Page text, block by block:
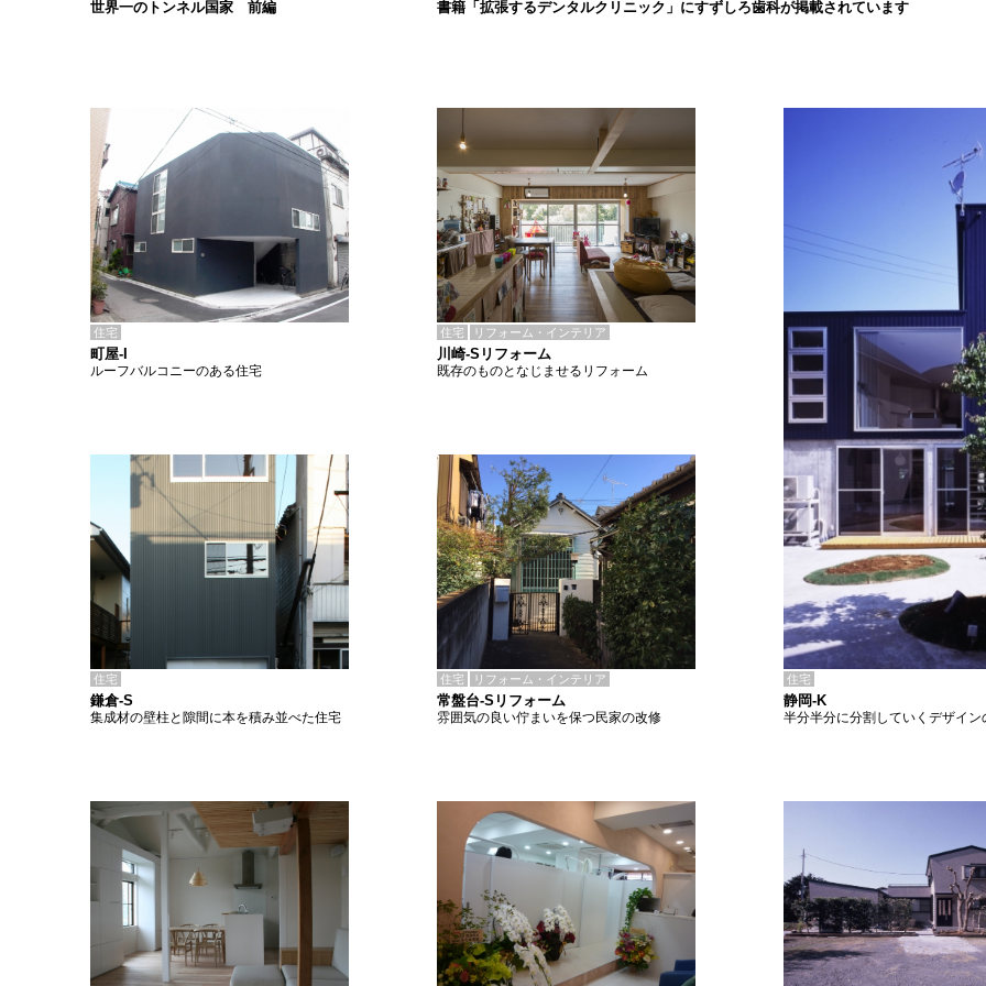
書籍「拡張するデンタルクリニック」にすずしろ歯科が掲載されています
世界一のトンネル国家 前編
住宅
町屋-I
ルーフバルコニーのある住宅
住宅 リフォーム・インテリア
川崎-Sリフォーム
既存のものとなじませるリフォーム
住宅
鎌倉-S
集成材の壁柱と隙間に本を積み並べた住宅
住宅 リフォーム・インテリア
常盤台-Sリフォーム
雰囲気の良い佇まいを保つ民家の改修
住宅
静岡-K
半分半分に分割していくデザイン